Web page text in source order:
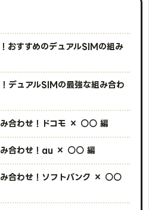
おすすめのデュアルSIMの組み
デュアルSIMの最強な組み合わ
み合わせ！ドコモ × ○○ 編
み合わせ！au × ○○ 編
み合わせ！ソフトバンク × ○○